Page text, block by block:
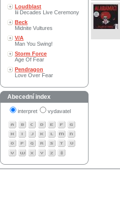
Loudblast
Iii Decades Live Ceremony
Beck
Midnite Vultures
V/A
Man You Swing!
Storm Force
Age Of Fear
Pendragon
Love Over Fear
Abecední index
interpret vydavatel